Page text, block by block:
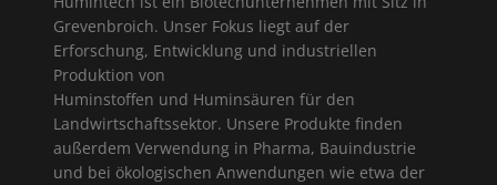
Grevenbroich. Unser Fokus liegt auf der
Erforschung, Entwicklung und industriellen
Produktion von
Huminstoffen und Huminsäuren für den
Landwirtschaftssektor. Unsere Produkte finden
außerdem Verwendung in Pharma, Bauindustrie
und bei ökologischen Anwendungen wie etwa der